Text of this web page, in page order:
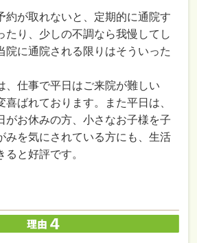
約が取れないと、定期的に通院す
たり、少しの不調なら我慢してし
院に通院される限りはそういった
、仕事で平日はご来院が難しい
ばれております。また平日は、
がお休みの方、小さなお子様を子
みを気にされている方にも、生活
と好評です。